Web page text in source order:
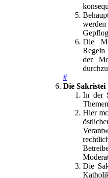
Die
Regeln
der
#
Die Sakristei
In der
Hier
Die